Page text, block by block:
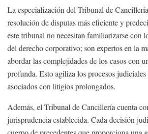
La especialización del Tribunal de
resolución de disputas más eficiente y
este tribunal no necesitan familiarizarse con
del derecho corporativo; son expertos en la
abordar las complejidades de los casos con
profunda. Esto agiliza los procesos
asociados con litigios prolongados.
Además, el Tribunal de Cancillería cuenta
jurisprudencia establecida. Cada decisión